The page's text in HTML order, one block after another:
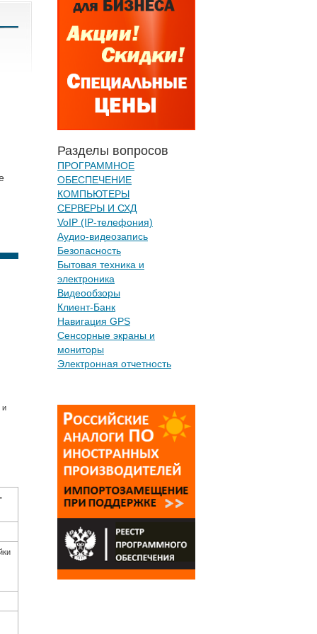
и
Разделы вопросов
ПРОГРАММНОЕ
ОБЕСПЕЧЕНИЕ
КОМПЬЮТЕРЫ
СЕРВЕРЫ И СХД
VoIP (IP-телефония)
Аудио-видеозапись
Безопасность
Бытовая техника и
электроника
Видеообзоры
Клиент-Банк
Навигация GPS
Сенсорные экраны и
мониторы
Электронная отчетность